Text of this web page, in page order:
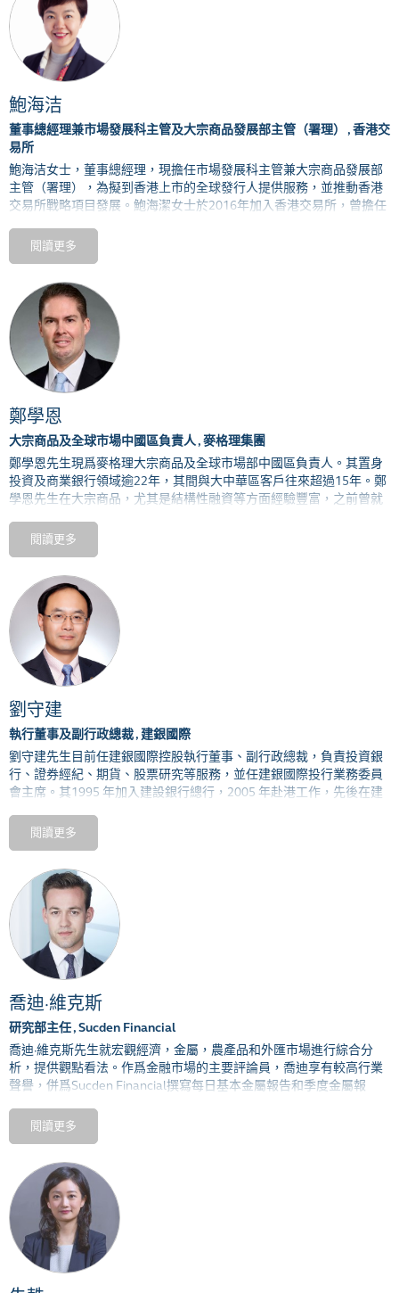
還負責亞太區的投資銀行部門。在歐冠昇領導下，摩根大通成為亞太
區領先的投資銀行之一。
歐冠昇於1990年加入摩根大通出任金融分析師，1990年至2005年期
首席執行官。2008年至2009年他擔任拉丁美洲首席執行官和拉丁美洲
投資銀行主管時，更兼任巴西地區高級主管 。
歐冠昇擁有美國賓夕法尼亞大學沃頓商學院經濟學士學位，精通西班
牙語、葡萄牙語和英語。
鮑海洁
董事總經理兼市場發展科主管及大宗商品發展部主管（署理） , 香港交
易所
鮑海洁女士，董事總經理， 現擔任市場發展科主管兼大宗商品發展部
主管（署理）
，為擬到香港上市的全球發行人提供服務，並推動香港
交易所戰略項目發展。 鮑海潔女士於2016年加入香港交易所，曾擔任
在加入香港交易所前，鮑女士自
行擔任不同管理
室總管，負責戰略專案、投資者關係和公共關係管理。鮑女士曾全面
負責深圳發展銀行和平安銀行的兩行整合項目。兩行整合完成後，鮑
女士擔任了平安銀行零售
鮑女士於北京大學獲取工商管理碩士學位（金融系）。
閱讀更多
鄭學恩
大宗商品及全球市場中國區負責人 , 麥格理集團
鄭學恩先生現爲麥格理大宗商品及全球市場部中國區負責人。其置身
投資及商業銀行領域逾22年，其間與大中華區客戶往來超過15年。鄭
學恩先生在大宗商品，尤其是結構性融資等方面經驗豐富，之前曾就
品及自然資源團隊的相關業務。
文。
閱讀更多
劉守建
執行董事及副行政總裁 , 建銀國際
劉守建先生目前任建銀國際控股執行董事、副行政總裁，負責投資銀
行、證券經紀、期貨、股票研究等服務，並任建銀國際投行業務委員
會主席。其1995 年加入建設銀行總行， 2005 年赴港工作，先後在建
金融市場運作及跨境投資銀行、商業銀行服務。
閱讀更多
喬迪·維克斯
研究部主任 , Sucden Financial
喬迪·維克斯先生就宏觀經濟，金屬，農產品和外匯市場進行綜合分
析，提供觀點看法。作爲金融市場的主要評論員，喬迪享有較高行業
聲譽，併爲Sucden Financial撰寫每日基本金屬報告和季度金屬報
2016年加入Sucden Financial， 擁有農業經濟學學位， 目前正在倫敦
大學學院攻讀可持續資源與經濟學碩士學位。
閱讀更多